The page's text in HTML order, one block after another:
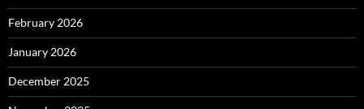
February 2026
January 2026
December 2025